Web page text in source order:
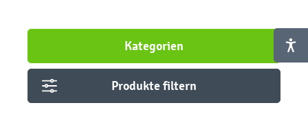
Kategorien
Produkte filtern